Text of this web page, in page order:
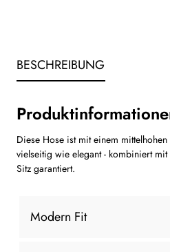
BESCHREIBUNG
Diese Hose ist mit einem
vielseitig wie elegant - kombiniert
Sitz garantiert.
Modern Fit